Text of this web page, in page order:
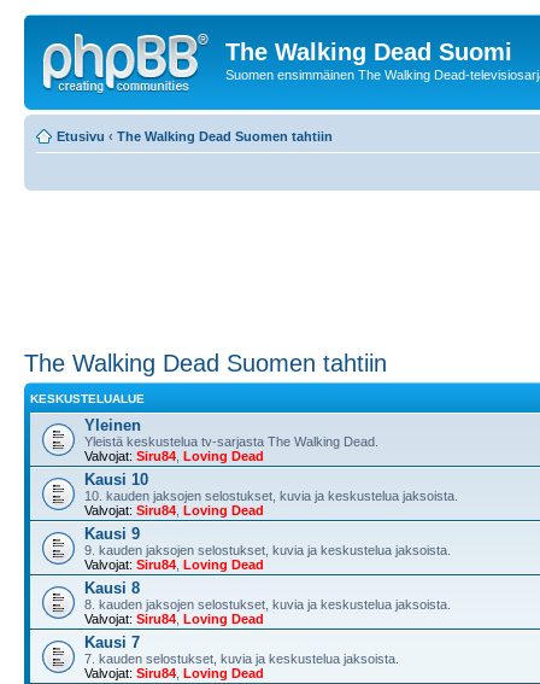
The Walking Dead Suomi
Suomen ensimmäinen The Walking Dead-
Etusivu ‹ The Walking Dead Suomen tahtiin
The Walking Dead Suomen tahtiin
KESKUSTELUALUE
Yleinen
Yleistä keskustelua tv-sarjasta The Walking Dead.
Valvojat: Siru84 Loving Dead
Kausi 10
10. kauden jaksojen selostukset, kuvia ja keskustelua jaksoista.
Valvojat: Siru84 Loving Dead
Kausi 9
9. kauden jaksojen selostukset, kuvia ja keskustelua jaksoista.
Valvojat: Siru84 Loving Dead
Kausi 8
8. kauden jaksojen selostukset, kuvia ja keskustelua jaksoista.
Valvojat: Siru84 Loving Dead
Kausi 7
7. kauden selostukset, kuvia ja keskustelua jaksoista.
Valvojat: Siru84 Loving Dead